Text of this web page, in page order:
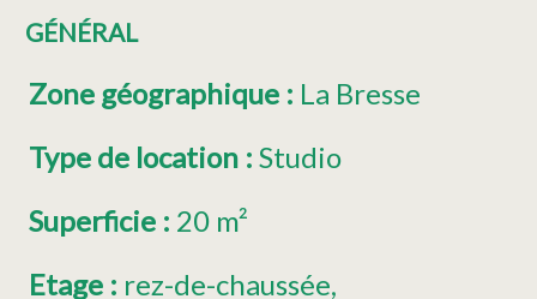
GÉNÉRAL
Zone géographique : La Bresse
Type de location : Studio
Superficie : 20 m²
Etage : rez-de-chaussée